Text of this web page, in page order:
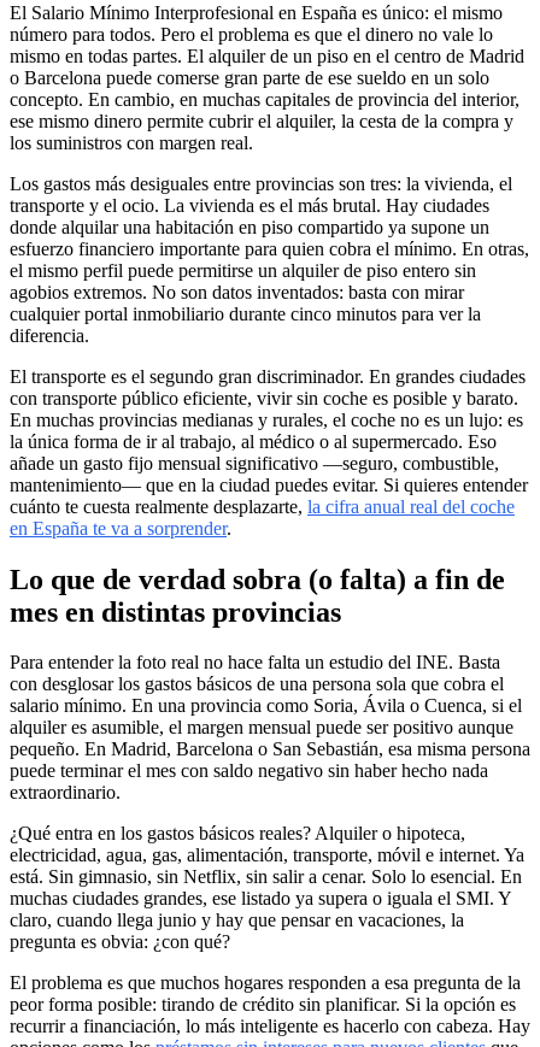
El Salario Mínimo Interprofesional en España es único: el mismo
número para todos. Pero el problema es que el dinero no vale lo
mismo en todas partes. El alquiler de un piso en el centro de Madrid
o Barcelona puede comerse gran parte de ese sueldo en un solo
concepto. En cambio, en muchas capitales de provincia del interior,
ese mismo dinero permite cubrir el alquiler, la cesta de la compra y
los suministros con margen real.
Los gastos más desiguales entre provincias son tres: la vivienda, el
transporte y el ocio. La vivienda es el más brutal. Hay ciudades
donde alquilar una habitación en piso compartido ya supone un
esfuerzo financiero importante para quien cobra el mínimo. En otras,
el mismo perfil puede permitirse un alquiler de piso entero sin
agobios extremos. No son datos inventados: basta con mirar
cualquier portal inmobiliario durante cinco minutos para ver la
diferencia.
El transporte es el segundo gran discriminador. En grandes ciudades
con transporte público eficiente, vivir sin coche es posible y barato.
En muchas provincias medianas y rurales, el coche no es un lujo: es
la única forma de ir al trabajo, al médico o al supermercado. Eso
añade un gasto fijo mensual significativo —seguro, combustible,
mantenimiento— que en la ciudad puedes evitar. Si quieres entender
cuánto te cuesta realmente desplazarte, la cifra anual real del coche
en España te va a sorprender.
Lo que de verdad sobra (o falta) a fin de
mes en distintas provincias
Para entender la foto real no hace falta un estudio del INE. Basta
con desglosar los gastos básicos de una persona sola que cobra el
salario mínimo. En una provincia como Soria, Ávila o Cuenca, si el
alquiler es asumible, el margen mensual puede ser positivo aunque
pequeño. En Madrid, Barcelona o San Sebastián, esa misma persona
puede terminar el mes con saldo negativo sin haber hecho nada
extraordinario.
¿Qué entra en los gastos básicos reales? Alquiler o hipoteca,
electricidad, agua, gas, alimentación, transporte, móvil e internet. Ya
está. Sin gimnasio, sin Netflix, sin salir a cenar. Solo lo esencial. En
muchas ciudades grandes, ese listado ya supera o iguala el SMI. Y
claro, cuando llega junio y hay que pensar en vacaciones, la
pregunta es obvia: ¿con qué?
El problema es que muchos hogares responden a esa pregunta de la
peor forma posible: tirando de crédito sin planificar. Si la opción es
recurrir a financiación, lo más inteligente es hacerlo con cabeza. Hay